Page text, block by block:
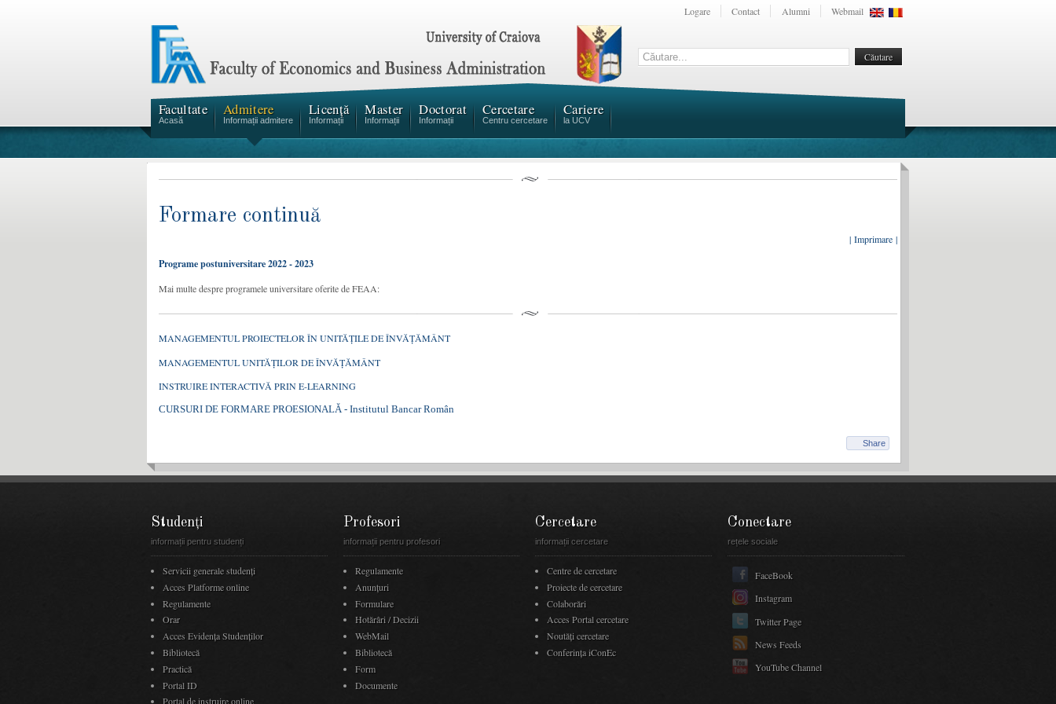
Logare Contact Alumni Webmail
Facultate
Acasă
Admitere
Informații admitere
Licență
Informații
Master
Informații
Doctorat
Informații
Cercetare
Centru cercetare
Cariere
la UCV
Formare continuă
| Imprimare |
Programe postuniversitare 2022 - 2023
Mai multe despre programele universitare oferite de FEAA:
MANAGEMENTUL PROIECTELOR ÎN UNITĂŢILE DE ÎNVĂŢĂMÂNT
MANAGEMENTUL UNITĂŢILOR DE ÎNVĂŢĂMÂNT
INSTRUIRE INTERACTIVĂ PRIN E-LEARNING
CURSURI DE FORMARE PROESIONALĂ - Institutul Bancar Român
Share
Studenți
informații pentru studenți
Servicii generale studenți
Acces Platforme online
Regulamente
Orar
Acces Evidenţa Studenţilor
Bibliotecă
Practică
Portal ID
Portal de instruire online
Profesori
informații pentru profesori
Regulamente
Anunţuri
Formulare
Hotărâri / Decizii
WebMail
Bibliotecă
Form
Documente
Cercetare
informații cercetare
Centre de cercetare
Proiecte de cercetare
Colaborări
Acces Portal cercetare
Noutăţi cercetare
Conferința iConEc
Conectare
rețele sociale
FaceBook
Instagram
Twitter Page
News Feeds
YouTube Channel